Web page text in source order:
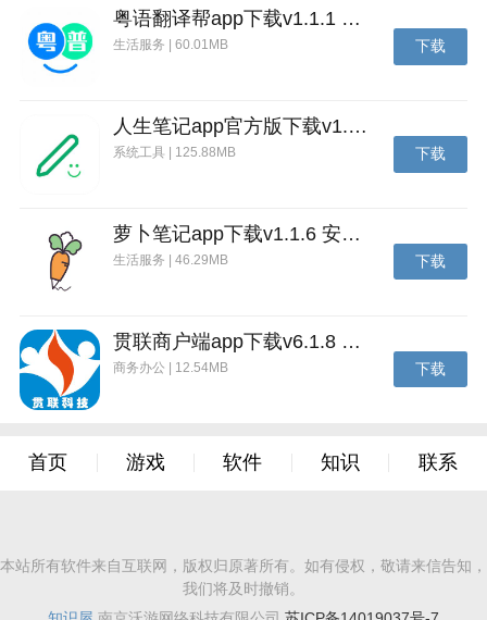
粤语翻译帮app下载v1.1.1 安卓版
生活服务 | 60.01MB 下载
人生笔记app官方版下载v1.19.4 安卓版
系统工具 | 125.88MB 下载
萝卜笔记app下载v1.1.6 安卓版
生活服务 | 46.29MB 下载
贯联商户端app下载v6.1.8 安卓版
商务办公 | 12.54MB 下载
首页 游戏 软件 知识 联系
本站所有软件来自互联网，版权归原著所有。如有侵权，敬请来信告知，
我们将及时撤销。